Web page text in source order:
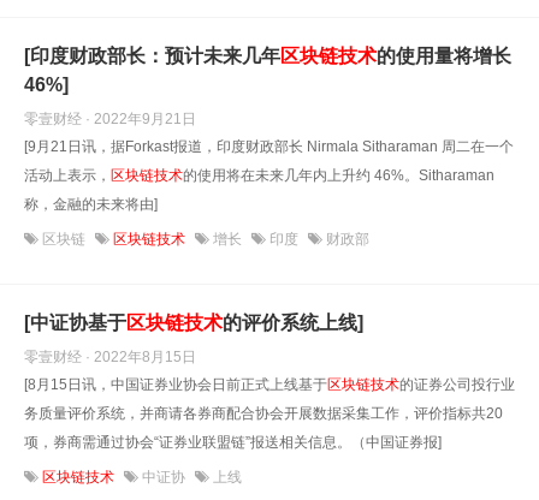
[印度财政部长：预计未来几年区块链技术的使用量将增长
46%]
零壹财经 · 2022年9月21日
[9月21日讯，据Forkast报道，印度财政部长 Nirmala Sitharaman 周二在一个
活动上表示， 区块链技术的使用将在未来几年内上升约 46%。Sitharaman
称，金融的未来将由]
区块链 区块链技术 增长 印度 财政部
[中证协基于区块链技术的评价系统上线]
零壹财经 · 2022年8月15日
[8月15日讯，中国证券业协会日前正式上线基于区块链技术的证券公司投行业
务质量评价系统，并商请各券商配合协会开展数据采集工作，评价指标共20
项，券商需通过协会“证券业联盟链”报送相关信息。（中国证券报]
区块链技术 中证协 上线